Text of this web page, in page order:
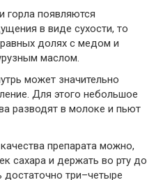
горла появляются
в виде сухости, то
долях с медом и
маслом.
может значительно
Для этого небольшое
разводят в молоке и пьют
препарата можно,
сахара и держать во рту до
достаточно три–четыре